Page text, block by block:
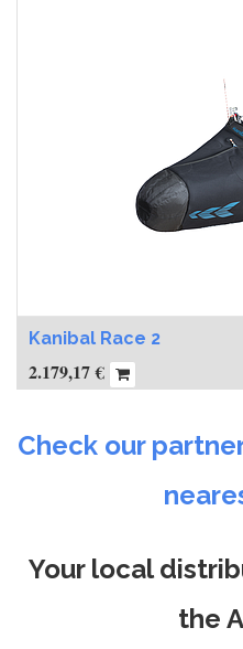
Kanibal Race 2
2.179,17€
Check our
Your local
the